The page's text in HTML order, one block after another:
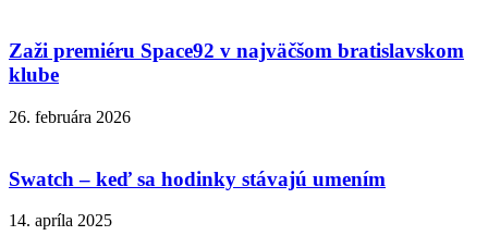
Zaži premiéru Space92 v najväčšom bratislavskom
klube
26. februára 2026
Swatch – keď sa hodinky stávajú umením
14. apríla 2025